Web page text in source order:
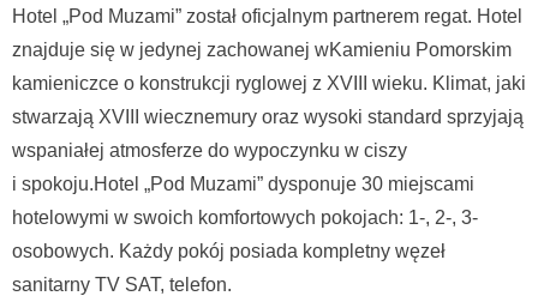
Hotel „Pod Muzami” został oficjalnym partnerem regat. Hotel
znajduje się w jedynej zachowanej wKamieniu Pomorskim
kamieniczce o konstrukcji ryglowej z XVIII wieku. Klimat, jaki
stwarzają XVIII wiecznemury oraz wysoki standard sprzyjają
wspaniałej atmosferze do wypoczynku w ciszy
i spokoju.Hotel „Pod Muzami” dysponuje 30 miejscami
hotelowymi w swoich komfortowych pokojach: 1-, 2-, 3-
osobowych. Każdy pokój posiada kompletny węzeł
sanitarny TV SAT, telefon.